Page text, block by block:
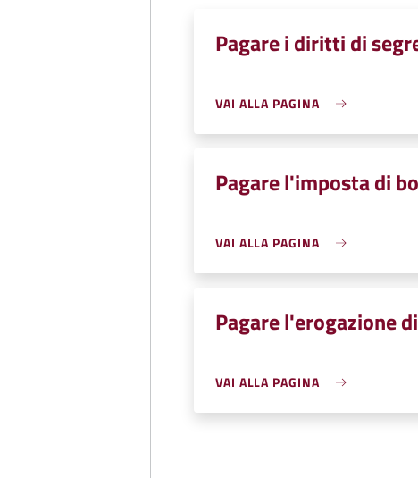
Pagare i diritti di
VAI ALLA PAGINA
Pagare l'imposta di
VAI ALLA PAGINA
Pagare l'erogazione
VAI ALLA PAGINA